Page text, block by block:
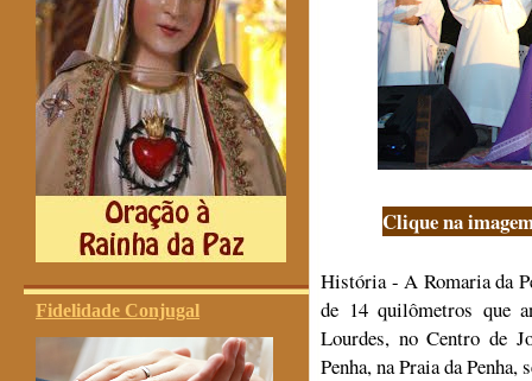
Fidelidade Conjugal
Clique na
História - A Romaria da
de 14 quilômetros que
Lourdes, no Centro de
Penha, na Praia da